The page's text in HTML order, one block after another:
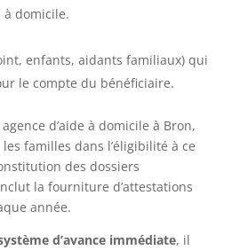
à domicile.
enfants, aidants familiaux) qui
le compte du bénéficiaire.
d’aide à domicile à Bron,
familles dans l’éligibilité à ce
des dossiers
la fourniture d’attestations
année.
d’avance immédiate, il